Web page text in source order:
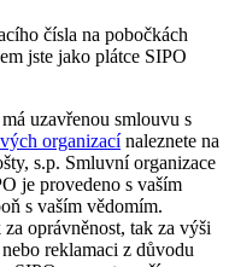
čísla na pobočkách
jste jako plátce SIPO
uzavřenou smlouvu s
organizacínaleznete na
s.p. Smluvní organizace
je provedeno s vaším
s vaším vědomím.
oprávněnost, tak za výši
reklamaci z důvodu